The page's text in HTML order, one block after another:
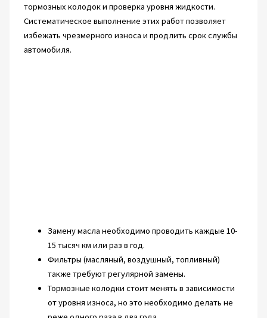
тормозных колодок и проверка уровня жидкости.
Систематическое выполнение этих работ позволяет
избежать чрезмерного износа и продлить срок службы
автомобиля.
Замену масла необходимо проводить каждые 10-
15 тысяч км или раз в год.
Фильтры (масляный, воздушный, топливный)
также требуют регулярной замены.
Тормозные колодки стоит менять в зависимости
от уровня износа, но это необходимо делать не